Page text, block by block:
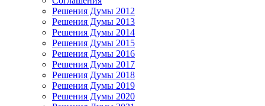
Решения Думы 2012
Решения Думы 2013
Решения Думы 2014
Решения Думы 2015
Решения Думы 2016
Решения Думы 2017
Решения Думы 2018
Решения Думы 2019
Решения Думы 2020